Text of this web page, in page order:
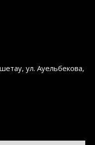
ул. Ауельбекова,